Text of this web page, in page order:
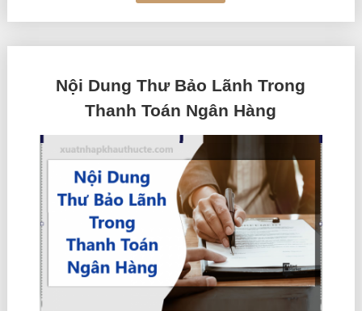
Nội Dung Thư Bảo Lãnh Trong
Thanh Toán Ngân Hàng